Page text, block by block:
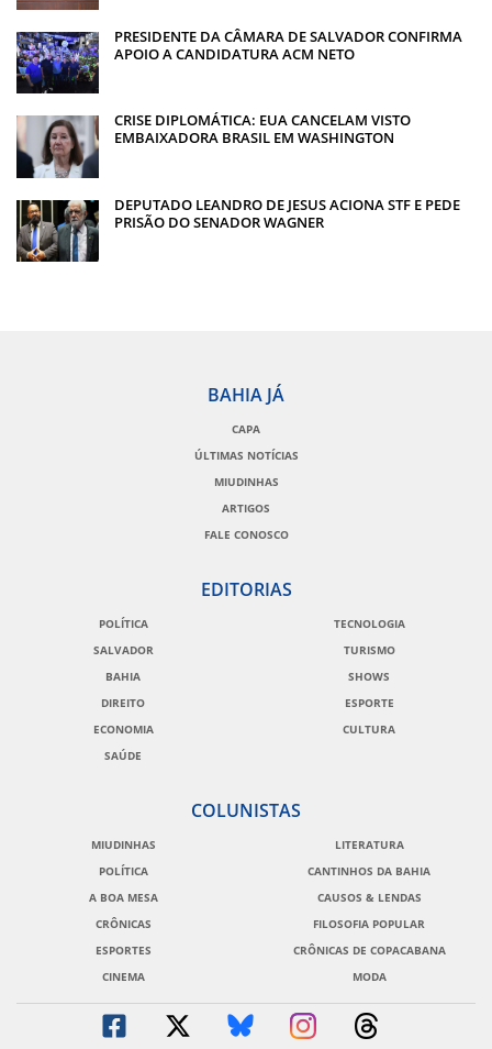
PRESIDENTE DA CÂMARA DE SALVADOR CONFIRMA
APOIO A CANDIDATURA ACM NETO
CRISE DIPLOMÁTICA: EUA CANCELAM VISTO
EMBAIXADORA BRASIL EM WASHINGTON
DEPUTADO LEANDRO DE JESUS ACIONA STF E PEDE
PRISÃO DO SENADOR WAGNER
BAHIA JÁ
CAPA
ÚLTIMAS NOTÍCIAS
MIUDINHAS
ARTIGOS
FALE CONOSCO
EDITORIAS
POLÍTICA
SALVADOR
BAHIA
DIREITO
ECONOMIA
SAÚDE
TECNOLOGIA
TURISMO
SHOWS
ESPORTE
CULTURA
COLUNISTAS
MIUDINHAS
POLÍTICA
A BOA MESA
CRÔNICAS
ESPORTES
CINEMA
LITERATURA
CANTINHOS DA BAHIA
CAUSOS & LENDAS
FILOSOFIA POPULAR
CRÔNICAS DE COPACABANA
MODA